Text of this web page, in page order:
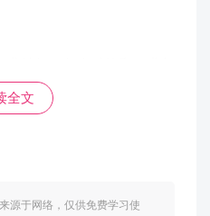
技能。
全文
源于网络，仅供免费学习使